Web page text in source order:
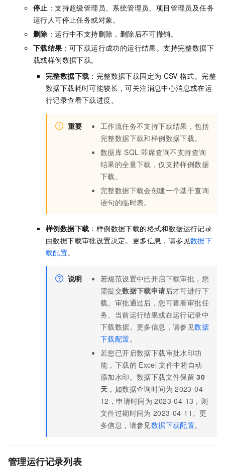
停止 ：支持超级管理员、系统管理员、项目管理员及任务
运行人可停止任务或对象。
删除 ：运行中不支持删除，删除后不可撤销。
下载结果 ：可下载运行成功的运行结果。支持完整数据下
载或样例数据下载。
完整数据下载 ：完整数据下载固定为 CSV 格式。完整
数据下载耗时可能较长，可关注消息中心消息或在运
行记录查看下载进度。
重要
工作流任务不支持下载结果，包括
完整数据下载和样例数据下载。
数据库 SQL 即席查询不支持查询
结果的全量下载，仅支持样例数据
下载。
完整数据下载会创建一个基于查询
语句的临时表。
样例数据下载 ：样例数据下载的格式和数据运行记录
由数据下载审批设置决定。更多信息，请参见数据下
载配置。
说明
若规范设置中已开启下载审批，您
需提交数据下载申请后才可进行下
载。审批通过后，您可查看审批任
务、当前运行结果或在运行记录中
下载数据。更多信息，请参见数据
下载配置。
若您已开启数据下载审批水印功
能，下载的 Excel 文件中将自动
添加水印。数据下载文件保留 30
天 ，如数据查询时间为 2023-04-
12，申请时间为 2023-04-13，则
文件过期时间为 2023-04-11。更
多信息，请参见数据下载配置。
管理运行记录列表